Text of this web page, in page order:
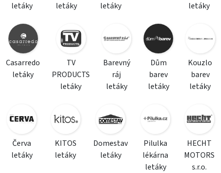
letáky
letáky
letáky
letáky
Casarredo
letáky
TV
PRODUCTS
letáky
Barevný
ráj
letáky
Dům
barev
letáky
Kouzlo
barev
letáky
Červa
letáky
KITOS
letáky
Domestav
letáky
Pilulka
lékárna
letáky
HECHT
MOTORS
s.r.o.